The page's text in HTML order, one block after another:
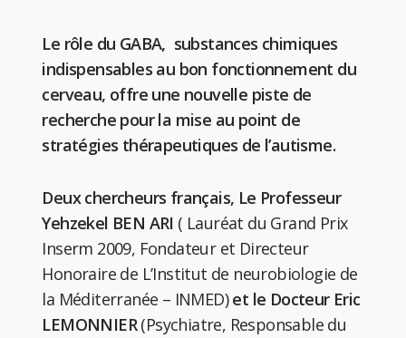
Le rôle du GABA, substances chimiques
indispensables au bon fonctionnement du
cerveau, offre une nouvelle piste de
recherche pour la mise au point de
stratégies thérapeutiques de l’autisme.
Deux chercheurs français, Le Professeur
Yehzekel BEN ARI ( Lauréat du Grand Prix
Inserm 2009, Fondateur et Directeur
Honoraire de L’Institut de neurobiologie de
la Méditerranée – INMED)et le Docteur Eric
LEMONNIER(Psychiatre, Responsable du